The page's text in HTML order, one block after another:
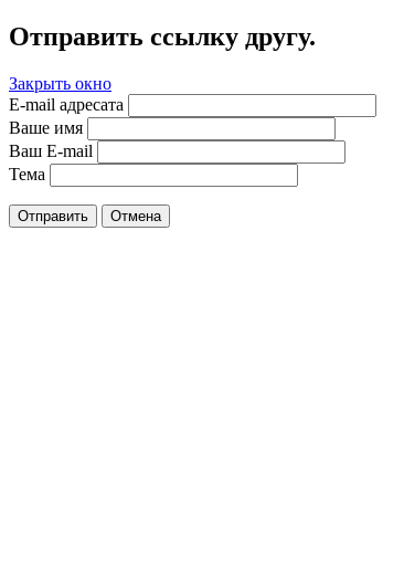
Отправить ссылку другу.
Закрыть окно
E-mail адресата
Ваше имя
Ваш E-mail
Тема
Отправить Отмена